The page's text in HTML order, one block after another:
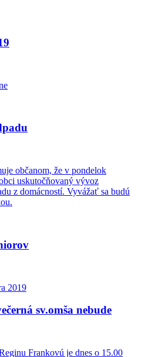
občanom, že v pondelok
uskutočňovaný vývoz
z domácností. Vyvážať sa budú
2019
sv.omša nebude
Frankovú je dnes o 15.00